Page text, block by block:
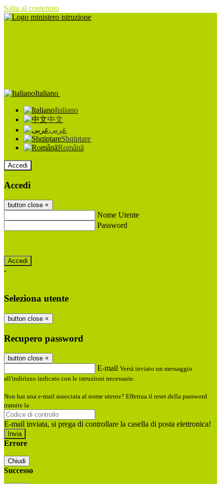
Salta al contenuto
Italiano
Italiano
中文
عربى
Shqiptare
Română
Accedi
Accedi
button close ×
Nome Utente
Password
-
Seleziona utente
button close ×
Recupero password
button close ×
E-mail Verrà inviato un messaggio
all'indirizzo indicato con le istruzioni necessarie.
Non hai una e-mail associata al nome utente? Effettua il reset della password
tramite la
E-mail inviata, si prega di controllare la casella di posta elettronica!
Errore
Chiudi
Successo